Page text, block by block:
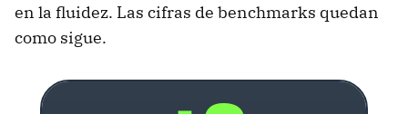
en la fluidez. Las cifras de benchmarks quedan
como sigue.